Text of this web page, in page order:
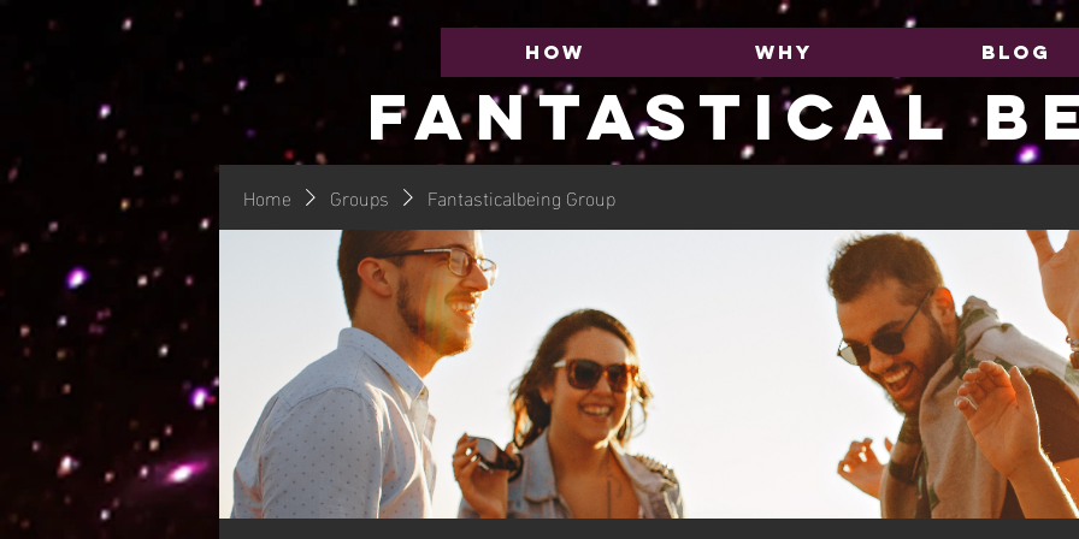
HOW WHY BLOG
FANTASTICAL
Home Groups Fantasticalbeing Group